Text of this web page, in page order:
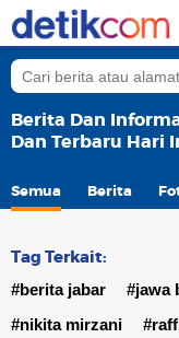
Berita Dan
Dan Terbaru Hari
Semua Berita
Tag Terkait:
#berita jabar #jawa
#nikita mirzani